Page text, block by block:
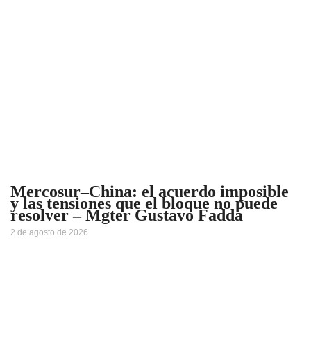
Mercosur–China: el acuerdo imposible
y las tensiones que el bloque no puede
resolver – Mgter Gustavo Fadda
2 de agosto de 2026